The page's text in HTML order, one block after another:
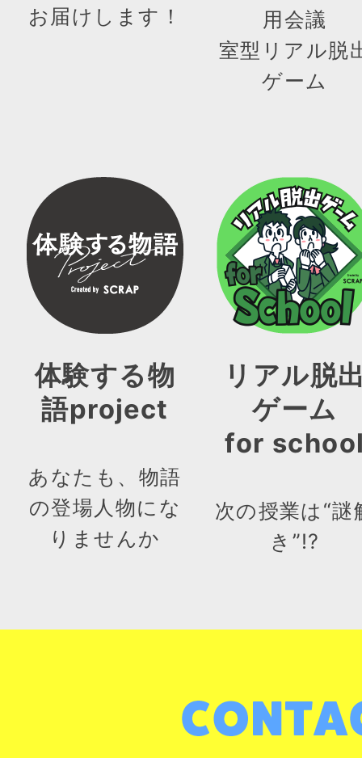
お届けします！
用会議
室型リアル脱
ゲーム
体験する物
語project
あなたも、物語
の登場人物にな
りませんか
リアル脱
ゲーム
for
次の授業は“謎
き”!?